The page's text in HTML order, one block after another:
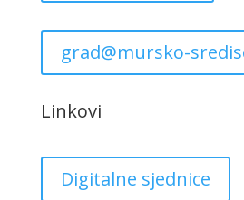
grad@mursko-
Linkovi
Digitalne sjednice